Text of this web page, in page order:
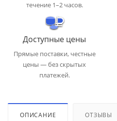
течение 1–2 часов.
Доступные цены
Прямые поставки, честные
цены — без скрытых
платежей.
ОПИСАНИЕ ОТЗЫВЫ